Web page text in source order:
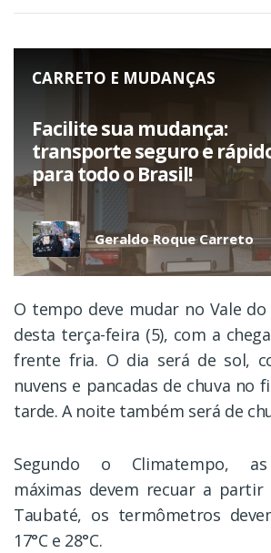
CARRETO E MUDANÇAS
Facilite sua mudança:
transporte seguro e
para todo o Brasil!
Geraldo Roque Carreto
O tempo deve mudar no Vale
desta terça-feira (5), com a
frente fria. O dia será de sol,
nuvens e pancadas de chuva no
tarde. A noite também será de
Segundo o Climatempo,
máximas devem recuar a partir
Taubaté, os termômetros
17°C e 28°C.